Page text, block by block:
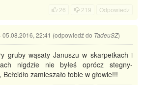
26 219 Odpowiedz
05.08.2016, 22:41 (odpowiedź do TadeuSZ)
gruby wąsaty Januszu w skarpetkach i
nigdzie nie byłeś oprócz stegny-
Bełcidło zamieszało tobie w głowie!!!